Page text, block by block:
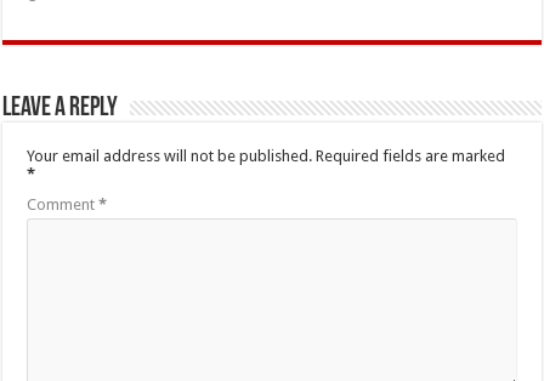
Leave a Reply
Your email address will not be published. Required fields are marked
*
Comment*